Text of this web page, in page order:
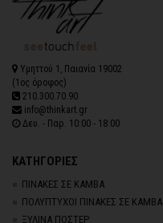
Υμηττού 1, Παιανία 19002
(1ος όροφος)
210.300.70.90
info@thinkart.gr
Δευ. - Παρ. 10:00 - 18:00
ΚΑΤΗΓΟΡΙΕΣ
ΠΙΝΑΚΕΣ ΣΕ ΚΑΜΒΑ
ΠΟΛΥΠΤΥΧΟΙ ΠΙΝΑΚΕΣ ΣΕ ΚΑΜΒΑ
ΞΥΛΙΝΑ ΠΟΣΤΕΡ